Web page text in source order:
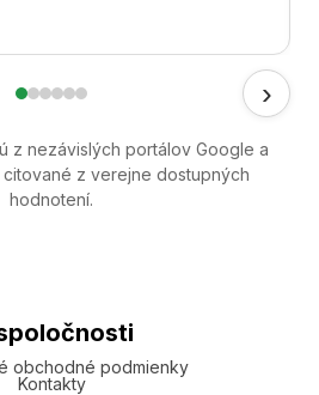
›
z nezávislých portálov Google a
z verejne dostupných
hodnotení.
obchodné podmienky
Kontakty